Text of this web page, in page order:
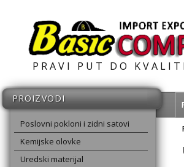
PRAVI PUT DO
PROIZVODI
Poslovni pokloni i zidni satovi
Kemijske olovke
Uredski materijal